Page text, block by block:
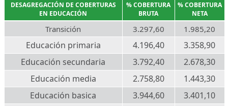
DESAGREGACIÓN DE COBERTURAS
EN EDUCACIÓN
% COBERTURA
BRUTA
% COBERTURA
NETA
Transición 3.297,60 1.985,20
Educación primaria 4.196,40
3.358,90
Educación secundaria
3.792,40
2.678,30
Educación media
2.758,80
1.443,30
Educación basica
3.944,60
3.401,10